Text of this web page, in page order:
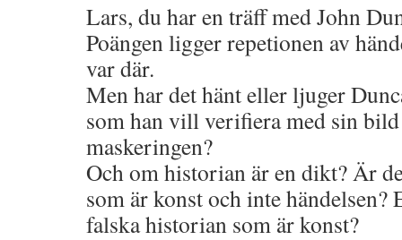
Lars, du har en träff med John
Poängen ligger repetionen av
var där.
Men har det hänt eller ljuger
som han vill verifiera med sin
maskeringen?
Och om historian är en dikt? Är
som är konst och inte händelsen?
falska historian som är konst?